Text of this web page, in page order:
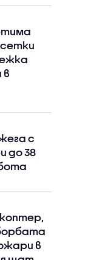
в
с
до 38
в